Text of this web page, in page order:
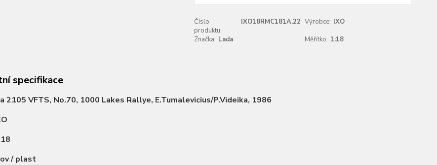
Číslo
produktu:
IXO18RMC181A.22 Výrobce: IXO
Značka: Lada Měřítko: 1:18
specifikace
2105 VFTS, No.70, 1000 Lakes Rallye, E.Tumalevicius/P.Videika, 1986
/ plast